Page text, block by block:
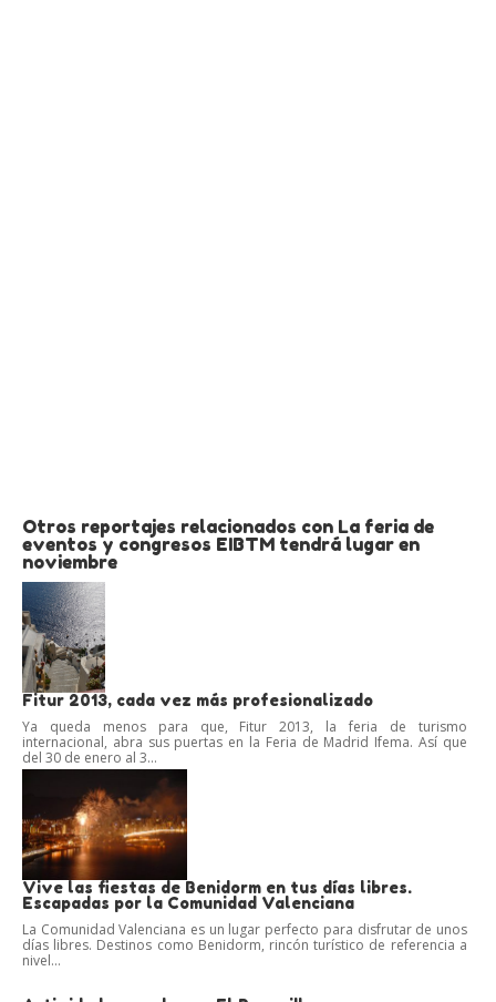
Otros reportajes relacionados con La feria de
eventos y congresos EIBTM tendrá lugar en
noviembre
Fitur 2013, cada vez más profesionalizado
Ya queda menos para que, Fitur 2013, la feria de turismo
internacional, abra sus puertas en la Feria de Madrid Ifema. Así que
del 30 de enero al 3...
Vive las fiestas de Benidorm en tus días libres.
Escapadas por la Comunidad Valenciana
La Comunidad Valenciana es un lugar perfecto para disfrutar de unos
días libres. Destinos como Benidorm, rincón turístico de referencia a
nivel...